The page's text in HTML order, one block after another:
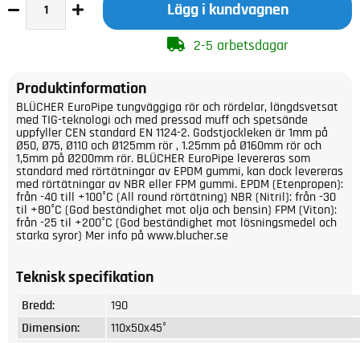
Lägg i kundvagnen
2-5 arbetsdagar
Produktinformation
BLÜCHER EuroPipe tungväggiga rör och rördelar, längdsvetsat
med TIG-teknologi och med pressad muff och spetsände
uppfyller CEN standard EN 1124-2. Godstjockleken är 1mm på
Ø50, Ø75, Ø110 och Ø125mm rör , 1.25mm på Ø160mm rör och
1,5mm på Ø200mm rör. BLÜCHER EuroPipe levereras som
standard med rörtätningar av EPDM gummi, kan dock levereras
med rörtätningar av NBR eller FPM gummi. EPDM (Etenpropen):
från -40 till +100°C (All round rörtätning) NBR (Nitril): från -30
til +80°C (God beständighet mot olja och bensin) FPM (Viton):
från -25 til +200°C (God beständighet mot lösningsmedel och
starka syror) Mer info på www.blucher.se
Teknisk specifikation
Bredd:
190
Dimension:
110x50x45°